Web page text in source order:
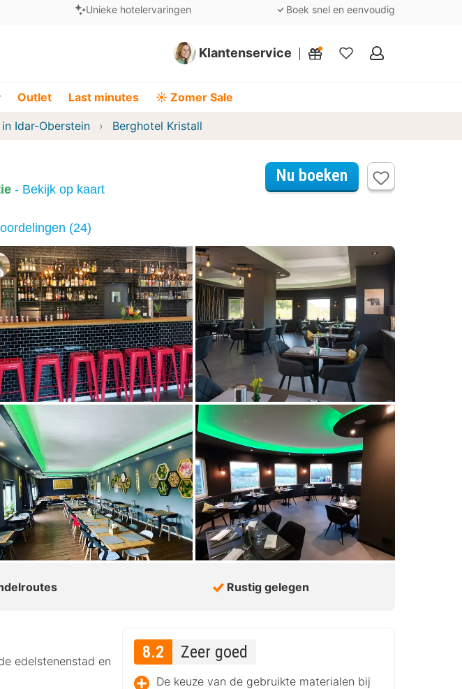
Unieke hotelervaringen Boek snel en eenvoudig
Klantenservice
Mijn
Outlet Last minutes ☀️ Zomer Sale
Idar-Oberstein Berghotel Kristall
- Bekijk op kaart
Nu boeken
(24)
Rustig gelegen
edelstenenstad en
8.2 Zeer goed
De keuze van de gebruikte materialen bij